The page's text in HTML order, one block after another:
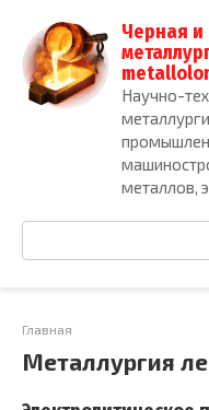
контенту
Черная и
Научно-
металлов,
Главная
Металлургия